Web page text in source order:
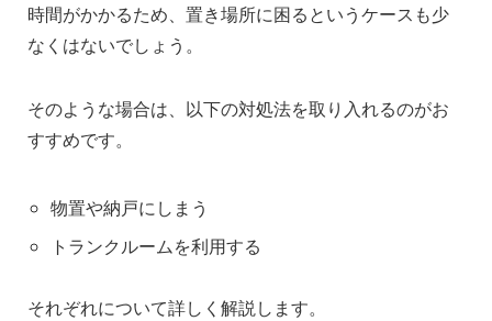
時間がかかるため、置き場所に困るというケースも少
なくはないでしょう。
そのような場合は、以下の対処法を取り入れるのがお
すすめです。
物置や納戸にしまう
トランクルームを利用する
それぞれについて詳しく解説します。